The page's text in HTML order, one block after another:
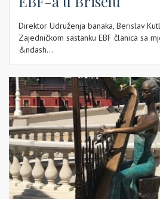
Direktor Udruženja banaka, Berislav
Zajedničkom sastanku EBF članica sa
&ndash...